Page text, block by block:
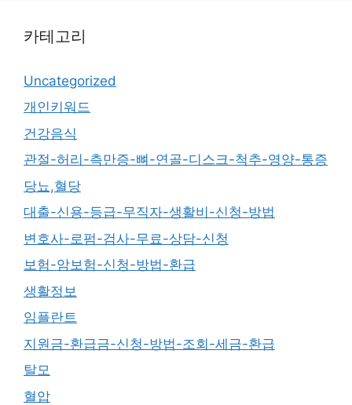
카테고리
Uncategorized
개인키워드
건강음식
관절-허리-측만증-뼈-연골-디스크-척추-영양-통증
당뇨,혈당
대출-신용-등급-무직자-생활비-신청-방법
변호사-로펌-검사-무료-상담-신청
보험-암보험-신청-방법-환급
생활정보
임플란트
지원금-환급금-신청-방법-조회-세금-환급
탈모
혈압